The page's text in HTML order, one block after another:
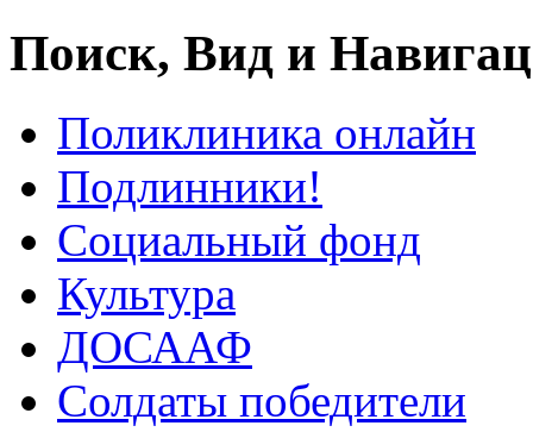
Поиск, Вид и
Поликлиника онлайн
Подлинники!
Социальный фонд
Культура
ДОСААФ
Солдаты победители